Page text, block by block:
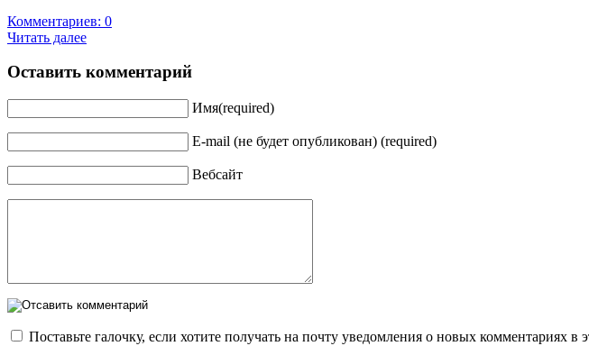
Комментариев: 0
Читать далее
Оставить комментарий
Имя(required)
E-mail (не будет опубликован) (required)
Вебсайт
Поставьте галочку, если хотите получать на почту уведомления о новых комментариях в